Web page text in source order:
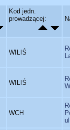
Kod jedn.
prowadzącej:
WILIŚ
WILIŚ
WCH